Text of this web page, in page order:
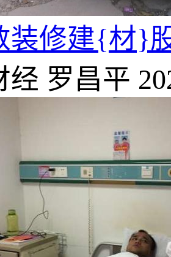
装修建{材}
经 罗昌平